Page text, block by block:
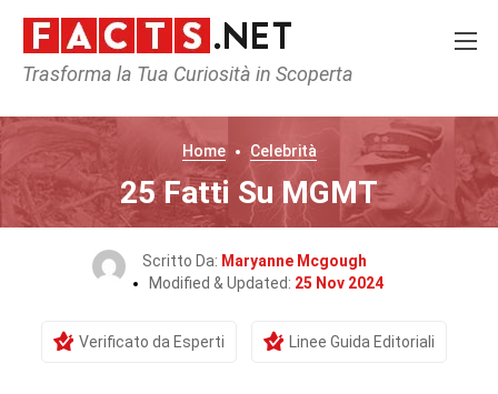
Trasforma la Tua Curiosità in Scoperta
Home Celebrità
25 Fatti Su MGMT
Scritto Da: Maryanne Mcgough
Modified & Updated: 25 Nov 2024
Verificato da Esperti Linee Guida Editoriali